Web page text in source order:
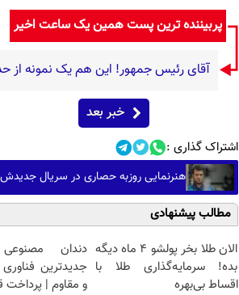
پربیننده ترین پست همین یک ساعت اخیر
آقای رئیس جمهور! این هم یک نمونه از
خبر بعد
اشتراک گذاری :
هنرنمایی روزبه حصاری در سریال جدیدش
مطالب پیشنهادی
الان طلا بخر پولشو 4 ماه دیگه
بده! سرمایه‌گذاری طلا با
اقساط بی‌بهره
دندان
جدیدترین
و مقاوم |